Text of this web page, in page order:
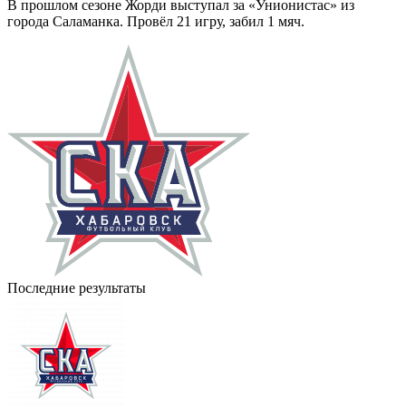
В прошлом сезоне Жорди выступал за «Унионистас» из
города Саламанка. Провёл 21 игру, забил 1 мяч.
Последние результаты